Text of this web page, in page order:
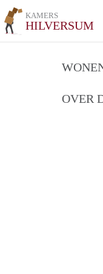
KAMERS
HILVERSUM
OVER